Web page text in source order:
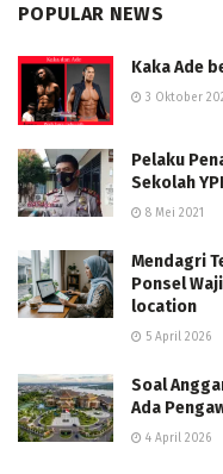
POPULAR NEWS
Kaka Ade
3 Oktober
Pelaku
Sekolah
8 Mei 2021
Mendagri
Ponsel
location
5 April 2026
Soal
Ada
4 April 2026